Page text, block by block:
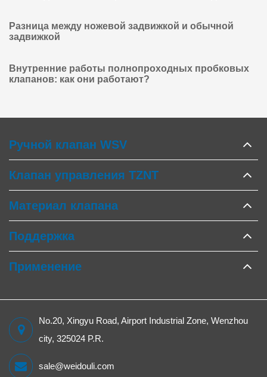
Разница между ножевой задвижкой и обычной
задвижкой
Внутренние работы полнопроходных пробковых
клапанов: как они работают?
Ручной клапан WSV
Клапан управления TZNT
Материал клапана
Поддержка
Применение
No.20, Xingyu Road, Airport Industrial Zone, Wenzhou
city, 325024 P.R.
sale@weidouli.com